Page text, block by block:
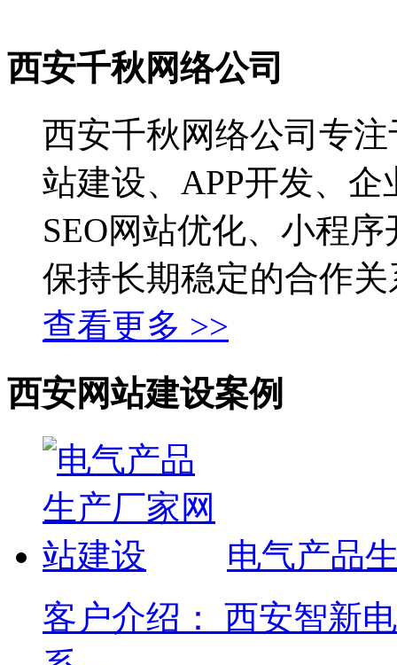
西安千秋网络公司
西安千秋网络公司专
站建设、APP开发、
SEO网站优化、小程
保持长期稳定的合作关
查看更多 >>
西安网站建设案例
电气产品
客户介绍： 西安智新